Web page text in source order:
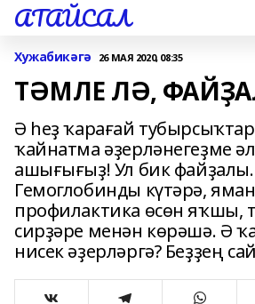
АТАЙСАЛ
Хужабикәгә 26 МАЯ 2020, 08:35
ТӘМЛЕ ЛӘ,
Ә һеҙ ҡарағай
ҡайнатма әҙерләнегеҙме
ашығығыҙ! Ул бик файҙалы.
Гемоглобинды күтәрә,
профилактика өсөн яҡшы,
сирҙәре менән көрәшә. Ә
нисек әҙерләргә? Беҙҙең